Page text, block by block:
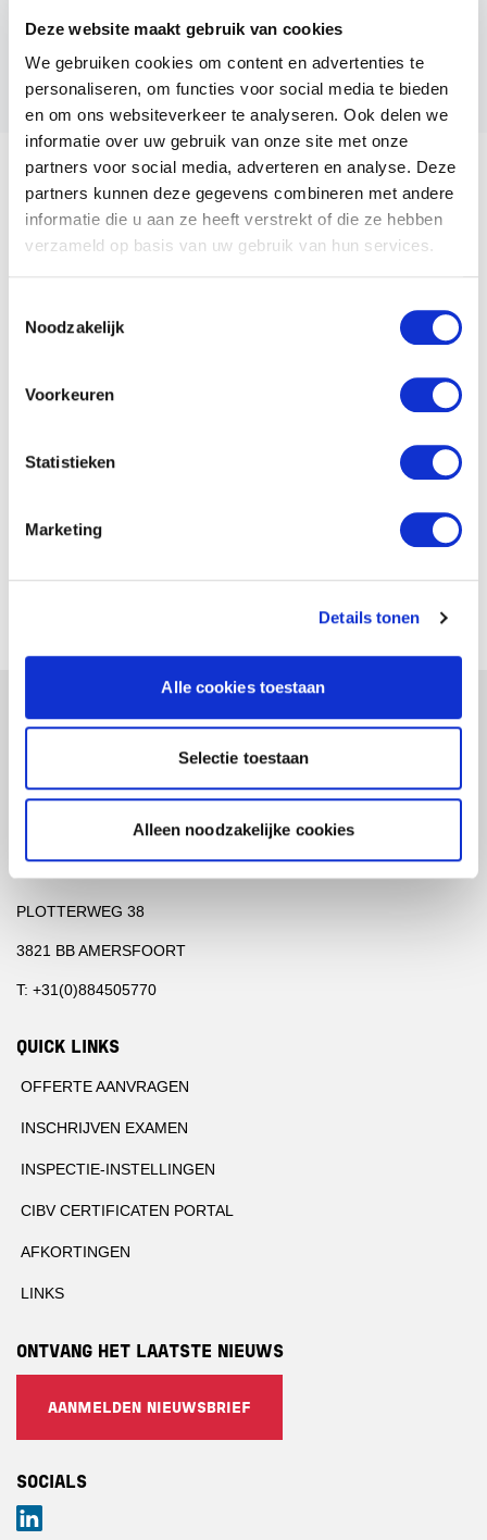
Deze website maakt gebruik van cookies
We gebruiken cookies om content en advertenties te
personaliseren, om functies voor social media te bieden
en om ons websiteverkeer te analyseren. Ook delen we
informatie over uw gebruik van onze site met onze
partners voor social media, adverteren en analyse. Deze
partners kunnen deze gegevens combineren met andere
informatie die u aan ze heeft verstrekt of die ze hebben
verzameld op basis van uw gebruik van hun services.
Noodzakelijk
Voorkeuren
Statistieken
Marketing
Details tonen
Alle cookies toestaan
Selectie toestaan
Alleen noodzakelijke cookies
6 januari, 2025
Status
Gecertificeerd
Adres
Wisselweg 159
Wisselweg 159
Telefoon
info@bjhinstallatietechniek.nl
www.bjhinstallatietechniek.nl
POSTADRES
3800 GD AMERSFOORT
PLOTTERWEG 38
3821 BB AMERSFOORT
T: +31(0)884505770
QUICK LINKS
OFFERTE AANVRAGEN
INSCHRIJVEN EXAMEN
INSPECTIE-INSTELLINGEN
CIBV CERTIFICATEN PORTAL
AFKORTINGEN
LINKS
ONTVANG HET LAATSTE NIEUWS
AANMELDEN NIEUWSBRIEF
SOCIALS